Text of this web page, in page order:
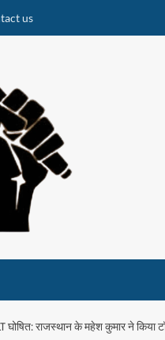
us
घोषित: राजस्थान के महेश कुमार ने किया